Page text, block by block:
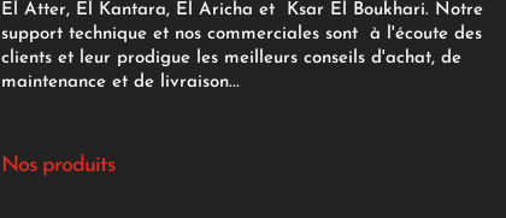
El Atter, El Kantara, El Aricha et Ksar El Boukhari. Notre
support technique et nos commerciales sont à l'écoute des
clients et leur prodigue les meilleurs conseils d'achat, de
maintenance et de livraison...
Nos produits